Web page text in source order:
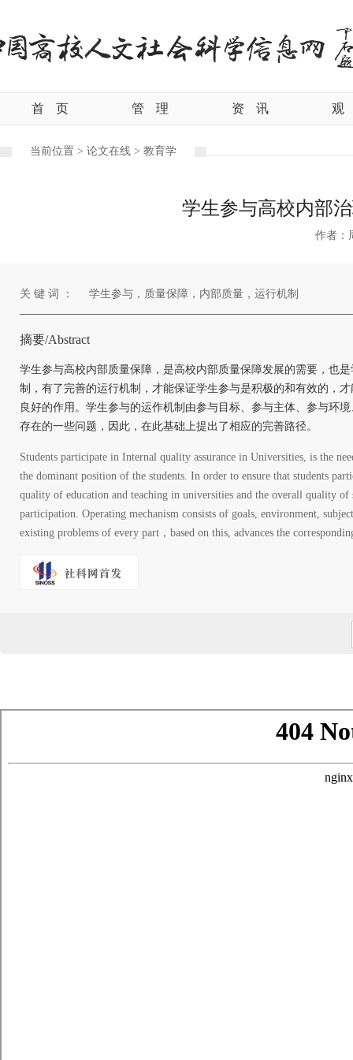
首 页 管 理 资 讯 观
当前位置 > 论文在线 > 教育学
学生参与高校内部
作者：
关 键 词 ： 学生参与，质量保障，内部质量，运行机制
摘要/Abstract
学生参与高校内部质量保障，是高校内部质量保障发展的需要，也
制，有了完善的运行机制，才能保证学生参与是积极的和有效的，
良好的作用。学生参与的运作机制由参与目标、参与主体、参与环
存在的一些问题，因此，在此基础上提出了相应的完善路径。
Students participate in Internal quality assurance in Universities, is the
the dominant position of the students. In order to ensure that students
quality of education and teaching in universities and the overall quality
participation. Operating mechanism consists of goals, environment,
existing problems of every part，based on this, advances the